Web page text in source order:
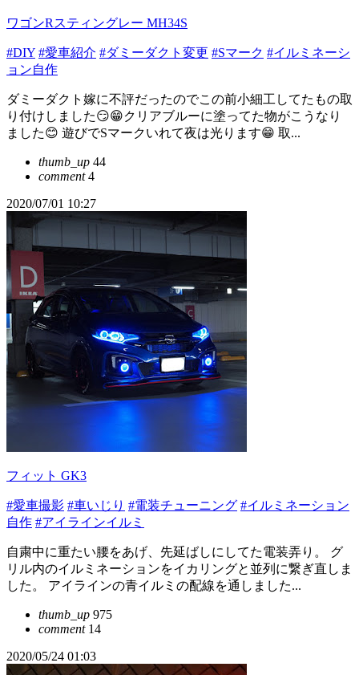
ワゴンRスティングレー MH34S
#DIY #愛車紹介 #ダミーダクト変更 #Sマーク #イルミネーシ
ョン自作
ダミーダクト嫁に不評だったのでこの前小細工してたもの取
り付けしました😏😁クリアブルーに塗ってた物がこうなり
ました😊 遊びでSマークいれて夜は光ります😁 取...
thumb_up 44
comment4
2020/07/01 10:27
フィット GK3
#愛車撮影 #車いじり #電装チューニング #イルミネーション
自作 #アイラインイルミ
自粛中に重たい腰をあげ、先延ばしにしてた電装弄り。 グ
リル内のイルミネーションをイカリングと並列に繋ぎ直しま
した。 アイラインの青イルミの配線を通しました...
thumb_up 975
comment14
2020/05/24 01:03